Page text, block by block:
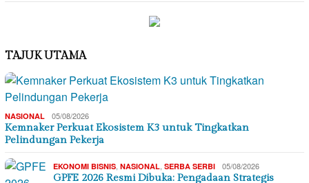
TAJUK UTAMA
NASIONAL 05/08/2026
Kemnaker Perkuat Ekosistem K3 untuk Tingkatkan
Pelindungan Pekerja
EKONOMI BISNIS, NASIONAL, SERBA SERBI 05/08/2026
GPFE 2026 Resmi Dibuka: Pengadaan Strategis